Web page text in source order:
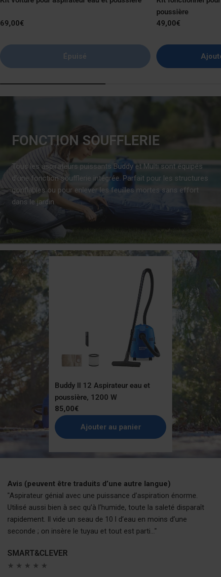
Prix
69,00€
Épuisé
poussière
Prix
49,00€
FONCTION SOUFFLERIE
Tous les aspirateurs puissants Buddy et Multi sont équipés
d'une fonction soufflerie intégrée. Parfait pour les structures
gonflables ou pour enlever les feuilles mortes sans effort
dans le jardin.
Buddy II 12 Aspirateur eau et
poussière, 1200 W
Prix
normal
85,00€
Ajouter au panier
Avis (peuvent être traduits d’une autre langue)
"Aspirateur génial avec une puissance d’aspiration énorme.
Utilisé aussi bien à sec qu’à l’humide, toute la saleté disparaît
rapidement. Il vide un seau de 10 l d’eau en moins d’une
seconde ; on insère le tuyau et tout est parti..."
SMART&CLEVER
★ ★ ★ ★ ★